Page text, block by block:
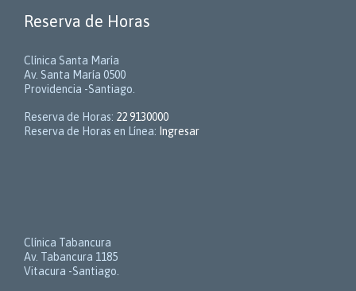
Reserva de Horas
Clínica Santa María
Av. Santa María 0500
Providencia -Santiago.
Reserva de Horas: 22 9130000
Reserva de Horas en Línea: Ingresar
Clínica Tabancura
Av. Tabancura 1185
Vitacura -Santiago.